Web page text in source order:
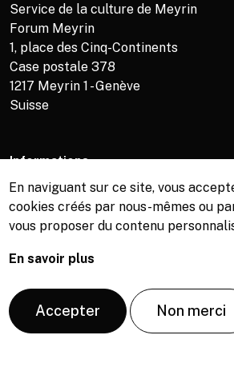
Service de la culture de Meyrin
Forum Meyrin
1, place des Cinq-Continents
Case postale 378
1217 Meyrin 1 - Genève
Suisse
Informations
Service de la culture +41 (0)22 989
Billetterie +41 (0)22 989 34 34
Bibliothèque +41 (0)22 989 34 74
© Copyright, Service de la culture de Meyrin,
En naviguant sur ce site, vous
cookies créés par nous-mêmes ou
vous proposer du contenu
En savoir plus
Accepter Non merci